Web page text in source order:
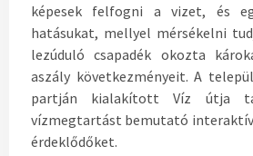
képesek felfogni a vizet, és
hatásukat, mellyel mérsékelni
lezúduló csapadék okozta
aszály következményeit. A
partján kialakított Víz útja
vízmegtartást bemutató
érdeklődőket.